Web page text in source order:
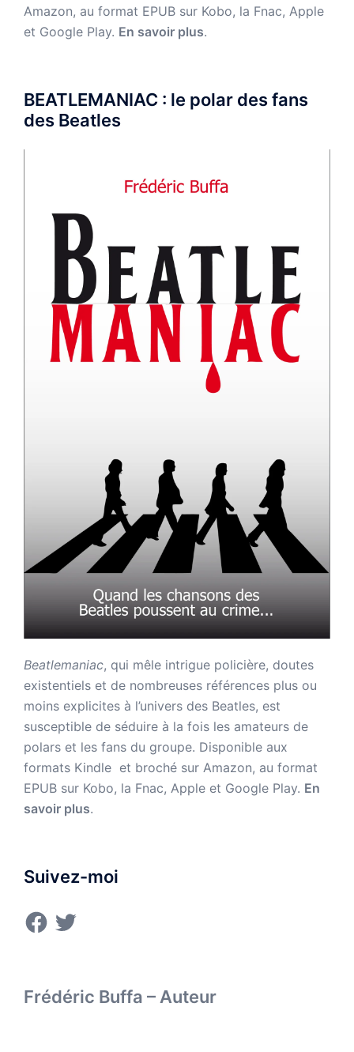
Amazon, au format EPUB sur Kobo, la Fnac, Apple
et Google Play. En savoir plus.
BEATLEMANIAC : le polar des fans
des Beatles
Beatlemaniac, qui mêle intrigue policière, doutes
existentiels et de nombreuses références plus ou
moins explicites à l’univers des Beatles, est
susceptible de séduire à la fois les amateurs de
polars et les fans du groupe. Disponible aux
formats Kindle et broché sur Amazon, au format
EPUB sur Kobo, la Fnac, Apple et Google Play. En
savoir plus.
Suivez-moi
Facebook
Twitter
Frédéric Buffa – Auteur